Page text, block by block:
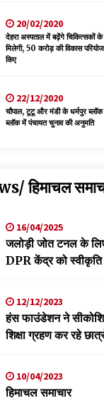
20/02/2020
देहरा अस्पताल में बढ़ेंगे चिकित्सकों
मिलेगी, 50 करोड़ की विकास
किए
22/12/2020
चौपाल, टूटू और मंडी के धर्मपुर
ब्लॉक में पंचायत चुनाव की अनुमति
हिमाचल
16/04/2025
जलोड़ी जोत टनल के
DPR केंद्र को
12/12/2023
हंस फाउंडेशन ने
शिक्षा ग्रहण कर रहे
10/04/2023
हिमाचल समाचार